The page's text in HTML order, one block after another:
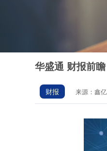
华盛通 财报前
财报 来源：鑫